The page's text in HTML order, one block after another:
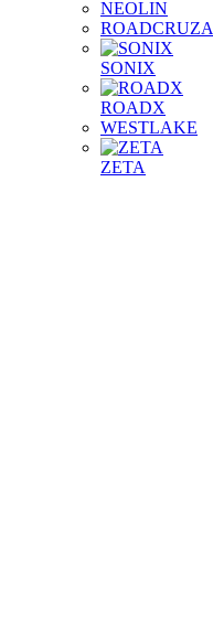
NEOLIN
ROADCRUZA
SONIX
ROADX
WESTLAKE
ZETA